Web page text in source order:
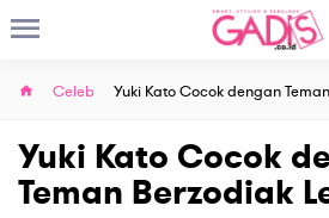
Celeb Yuki Kato Cocok dengan
Yuki Kato Cocok
Teman Berzodiak